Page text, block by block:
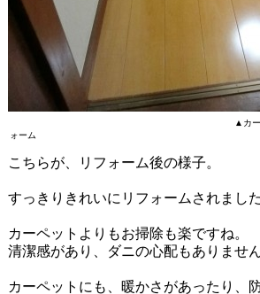
▲カーペットからフロー
ォーム
こちらが、リフォーム後の様子。
すっきりきれいにリフォームされました
カーペットよりもお掃除も楽ですね。
清潔感があり、ダニの心配もありません
カーペットにも、暖かさがあったり、